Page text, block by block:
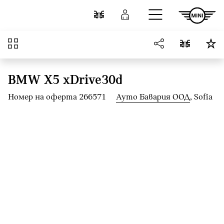
Към основното съдържание
CравнетеВход
Преглед
BMW X5 xDrive30d
Номер на оферта 266571 Ауто Бавария ООД, Sofia